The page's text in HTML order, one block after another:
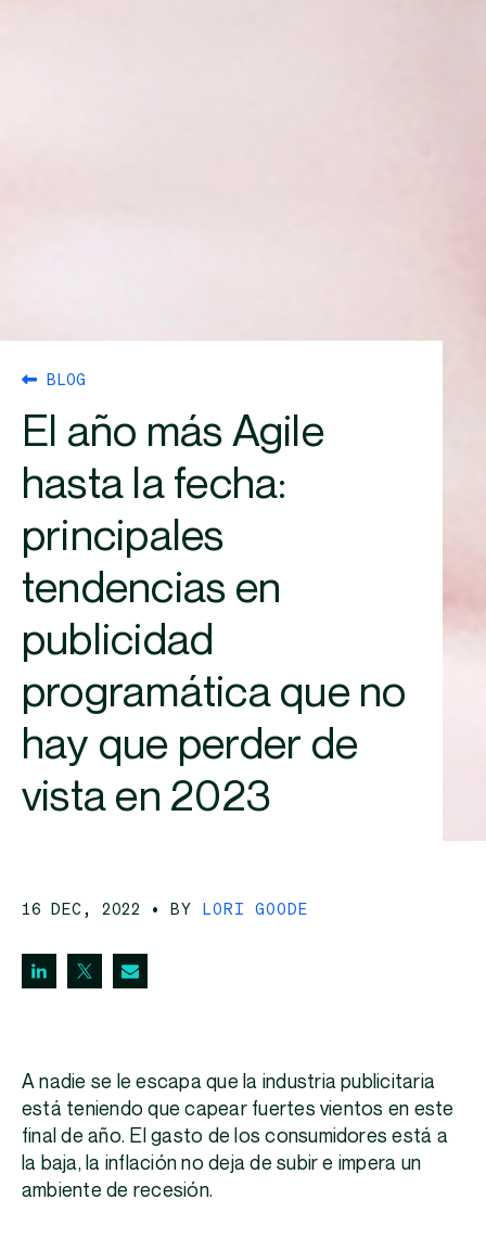
BLOG
El año más Agile
hasta la fecha:
principales
tendencias en
publicidad
programática que no
hay que perder de
vista en 2023
16 DEC, 2022 • BY LORI GOODE
A nadie se le escapa que la industria publicitaria
está teniendo que capear fuertes vientos en este
final de año. El gasto de los consumidores está a
la baja, la inflación no deja de subir e impera un
ambiente de recesión.